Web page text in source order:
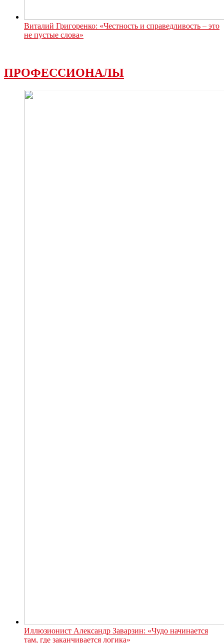
Виталий Григоренко: «Честность и справедливость – это
не пустые слова»
ПРОФЕССИОНАЛЫ
Иллюзионист Александр Заварзин: «Чудо начинается
там, где заканчивается логика»